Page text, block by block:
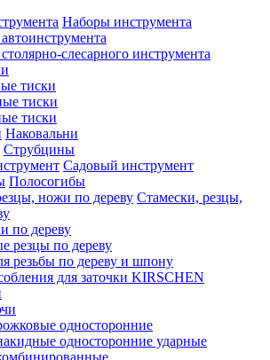
Наборы инструмента
слесарного инструмента
тиски
тиски
тиски
Наковальни
Струбцины
Садовый инструмент
Полосогибы
Стамески, резцы,
по дереву
резцы по дереву
резьбы по дереву и шпону
для заточки KIRSCHEN
односторонние
односторонние ударные